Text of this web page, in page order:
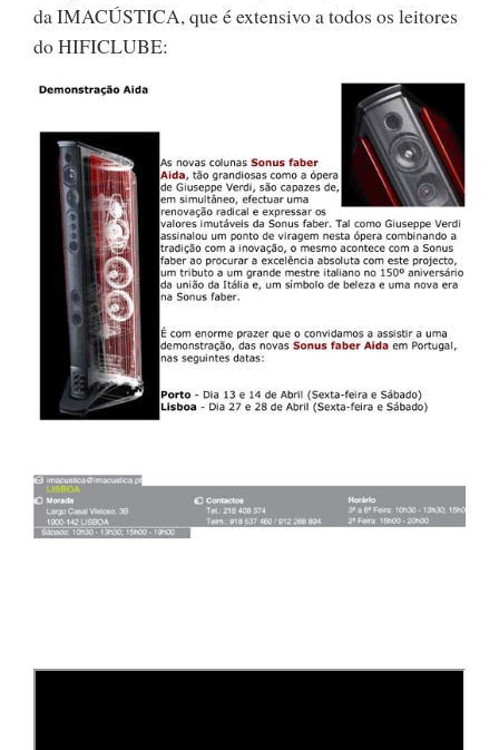
da IMACÚSTICA, que é extensivo a todos os leitores
do HIFICLUBE: